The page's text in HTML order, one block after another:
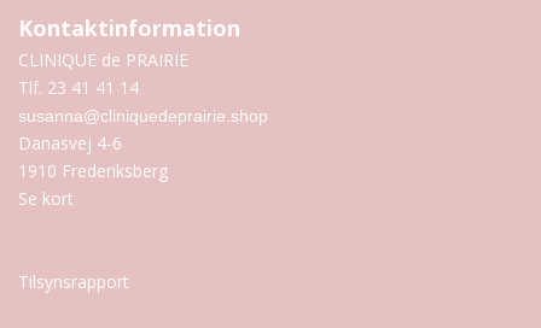
Kontaktinformation
CLINIQUE de PRAIRIE
Tlf. 23 41 41 14
susanna@cliniquedeprairie.shop
Danasvej 4-6
1910 Frederiksberg
Se kort
Tilsynsrapport